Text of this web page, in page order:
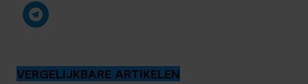
VERGELIJKBARE ARTIKELEN